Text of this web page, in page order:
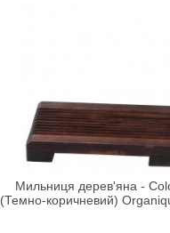
Мильниця дерев'яна -
(Темно-коричневий)